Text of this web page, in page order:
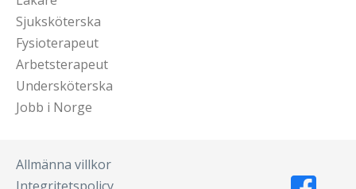
Sjuksköterska
Fysioterapeut
Arbetsterapeut
Undersköterska
Jobb i Norge
Allmänna villkor
Integritetspolicy